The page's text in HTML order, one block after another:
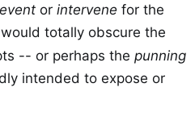
or intervene for the
totally obscure the
-- or perhaps the punning
intended to expose or